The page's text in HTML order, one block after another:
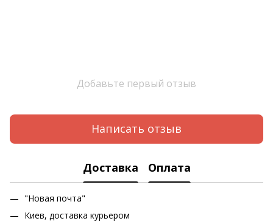
Добавьте первый отзыв
Написать отзыв
Доставка Оплата
"Новая почта"
Киев, доставка курьером